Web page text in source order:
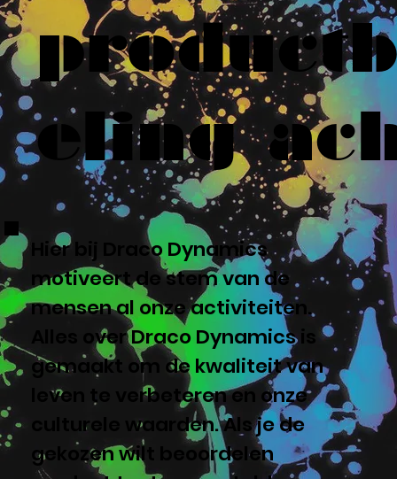
eling
Hier bij Draco Dynamics
motiveert de stem van de
mensen al onze activiteiten.
Alles over Draco Dynamics is
gemaakt om de kwaliteit van
leven te verbeteren en onze
culturele waarden. Als je de
gekozen wilt beoordelen